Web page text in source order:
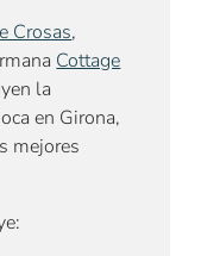
Crosas,
Cottage
la
en Girona,
mejores